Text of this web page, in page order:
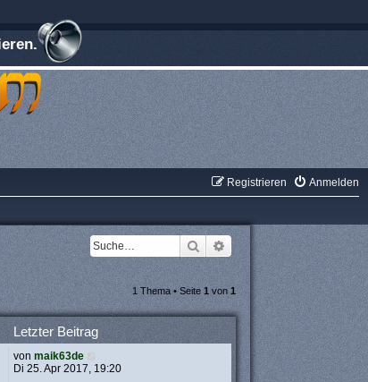
Anmelden
Registrieren
Suche
Erweiterte Suche
1 Thema • Seite1 von1
Letzter Beitrag
vonmaik63de
Di 25. Apr 2017, 19:20